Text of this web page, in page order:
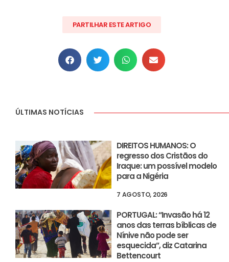
PARTILHAR ESTE ARTIGO
ÚLTIMAS NOTÍCIAS
DIREITOS HUMANOS: O
regresso dos Cristãos do
Iraque: um possível modelo
para a Nigéria
7 AGOSTO, 2026
PORTUGAL: “Invasão há 12
anos das terras bíblicas de
Nínive não pode ser
esquecida”, diz Catarina
Bettencourt